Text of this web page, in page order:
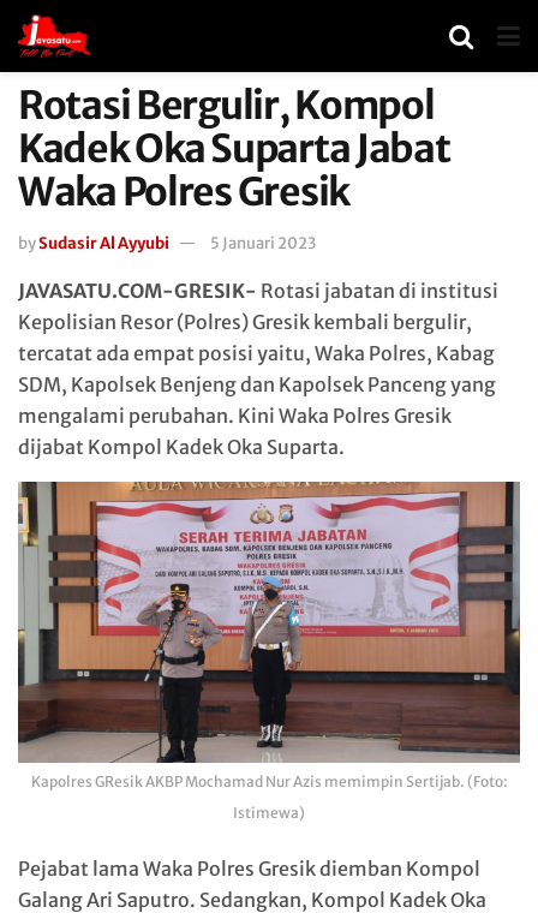
Rotasi Bergulir, Kompol
Kadek Oka Suparta Jabat
Waka Polres Gresik
bySudasir Al Ayyubi 5 Januari 2023
JAVASATU.COM-GRESIK- Rotasi jabatan di institusi
Kepolisian Resor (Polres) Gresik kembali bergulir,
tercatat ada empat posisi yaitu, Waka Polres, Kabag
SDM, Kapolsek Benjeng dan Kapolsek Panceng yang
mengalami perubahan. Kini Waka Polres Gresik
dijabat Kompol Kadek Oka Suparta.
Kapolres GResik AKBP Mochamad Nur Azis memimpin Sertijab. (Foto:
Istimewa)
Pejabat lama Waka Polres Gresik diemban Kompol
Galang Ari Saputro. Sedangkan, Kompol Kadek Oka